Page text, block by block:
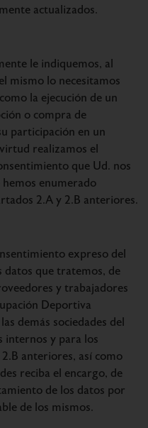
actualizados.
le indiquemos, al
mismo lo necesitamos
la ejecución de un
o compra de
participación en un
realizamos el
que Ud. nos
enumerado
2.A y 2.B anteriores.
expreso del
datos que tratemos, de
y trabajadores
Deportiva
demás sociedades del
y para los
anteriores, así como
reciba el encargo, de
de los datos por
de los mismos.